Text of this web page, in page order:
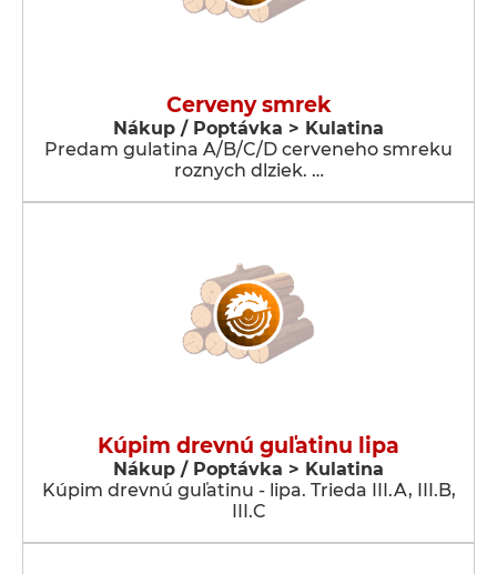
Cerveny smrek
Nákup / Poptávka > Kulatina
Predam gulatina A/B/C/D cerveneho smreku
roznych dlziek. …
Kúpim drevnú guľatinu lipa
Nákup / Poptávka > Kulatina
Kúpim drevnú guľatinu - lipa. Trieda III.A, III.B,
III.C